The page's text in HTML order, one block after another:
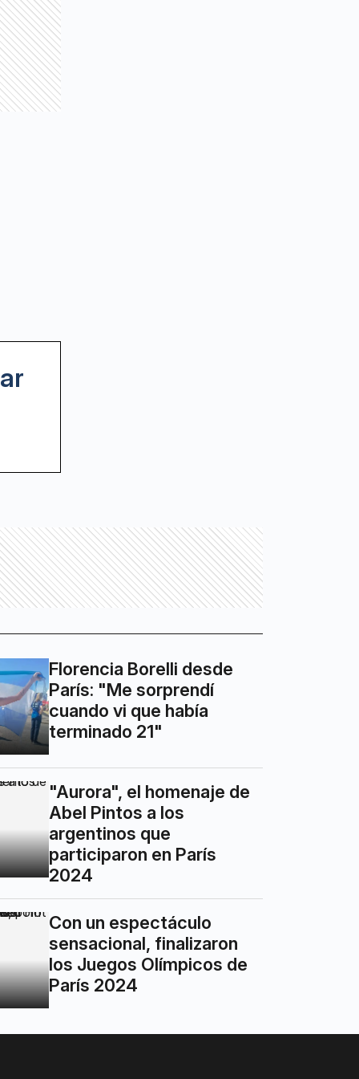
Florencia Borelli desde
París: "Me sorprendí
cuando vi que había
terminado 21"
"Aurora", el homenaje de
Abel Pintos a los
argentinos que
participaron en París
2024
Con un espectáculo
sensacional, finalizaron
los Juegos Olímpicos de
París 2024